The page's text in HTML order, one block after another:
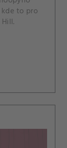
to pro